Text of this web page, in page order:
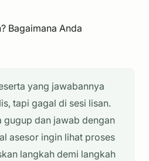
Bagaimana Anda
yang jawabannya
tapi gagal di sesi lisan.
gugup dan jawab dengan
asesor ingin lihat proses
langkah demi langkah